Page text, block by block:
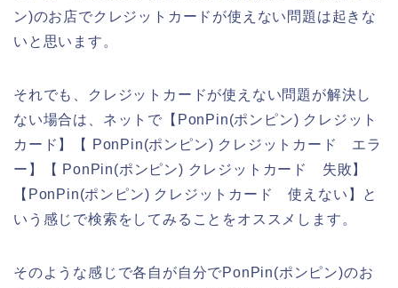
ン)のお店でクレジットカードが使えない問題は起きな
いと思います。
それでも、クレジットカードが使えない問題が解決し
ない場合は、ネットで【PonPin(ポンピン) クレジット
カード】【 PonPin(ポンピン) クレジットカード エラ
ー】【 PonPin(ポンピン) クレジットカード 失敗】
【PonPin(ポンピン) クレジットカード 使えない】と
いう感じで検索をしてみることをオススメします。
そのような感じで各自が自分でPonPin(ポンピン)のお